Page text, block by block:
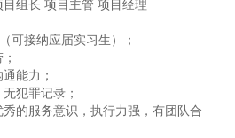
组长 项目主管 项目经理
可接纳应届实习生）；
能力；
犯罪记录；
的服务意识，执行力强，有团队合